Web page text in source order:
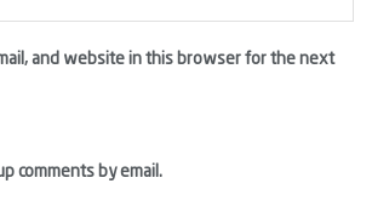
and website in this browser for the next
comments by email.